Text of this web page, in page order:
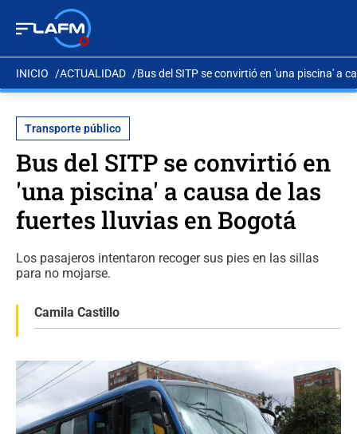
INICIO ACTUALIDAD Bus del SITP se convirtió en 'una piscina' a
Transporte público
Bus del SITP se convirtió en
'una piscina' a causa de las
fuertes lluvias en Bogotá
Los pasajeros intentaron recoger sus pies en las sillas
para no mojarse.
Camila Castillo